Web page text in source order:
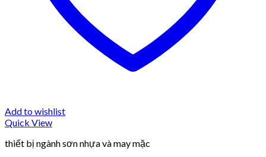
Add to wishlist
Quick View
thiết bị ngành sơn nhựa và may mặc